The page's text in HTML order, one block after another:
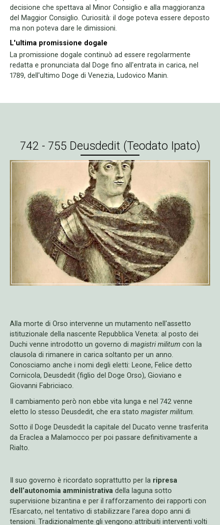
decisione che spettava al Minor Consiglio e alla maggioranza
del Maggior Consiglio. Curiosità: il doge poteva essere deposto
ma non poteva dare le dimissioni.
L'ultima promissione dogale
La promissione dogale continuò ad essere regolarmente
redatta e pronunciata dal Doge fino all'entrata in carica, nel
1789, dell'ultimo Doge di Venezia, Ludovico Manin.
742 - 755 Deusdedit (Teodato Ipato)
Alla morte di Orso intervenne un mutamento nell'assetto
istituzionale della nascente Repubblica Veneta: al posto dei
Duchi venne introdotto un governo di magistri militum con la
clausola di rimanere in carica soltanto per un anno.
Conosciamo anche i nomi degli eletti: Leone, Felice detto
Cornicola, Deusdedit (figlio del Doge Orso), Gioviano e
Giovanni Fabriciaco.
Il cambiamento però non ebbe vita lunga e nel 742 venne
eletto lo stesso Deusdedit, che era stato magister militum.
Sotto il Doge Deusdedit la capitale del Ducato venne trasferita
da Eraclea a Malamocco per poi passare definitivamente a
Rialto.
Il suo governo è ricordato soprattutto per la ripresa
dell’autonomia amministrativa della laguna sotto
supervisione bizantina e per il rafforzamento dei rapporti con
l’Esarcato, nel tentativo di stabilizzare l’area dopo anni di
tensioni. Tradizionalmente gli vengono attribuiti interventi volti